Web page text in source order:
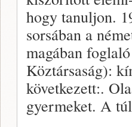
hogy tanuljon.
sorsában a
magában
Köztársaság):
következett:.
gyermeket. A